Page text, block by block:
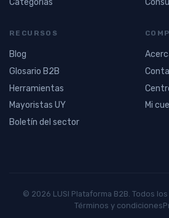
Categorías
RECURSOS
Blog
Glosario B2B
Herramientas
Mayoristas UY
Boletín del sector
Mi
© 2026 LUSI Plataforma B2B. Todos
Términos y condiciones